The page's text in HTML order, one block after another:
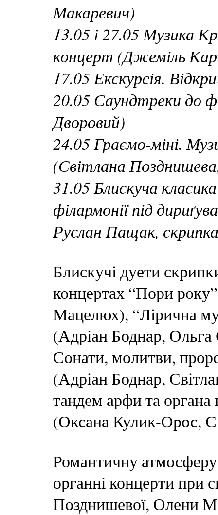
Макаревич)
13.05 і 27.05 Музика
концерт (Джеміль
17.05 Екскурсія.
20.05 Саундтреки до
Дворовий)
24.05 Граємо-міні.
(Світлана
31.05 Блискуча
філармонії під
Руслан Пащак,
Блискучі дуети
концертах “Пори
Мацелюх), “Лірична
(Адріан Боднар, Ольга
Сонати, молитви,
(Адріан Боднар,
тандем арфи та органа
(Оксана Кулик-Орос,
Романтичну
органні концерти при
Позднишевої, Олени